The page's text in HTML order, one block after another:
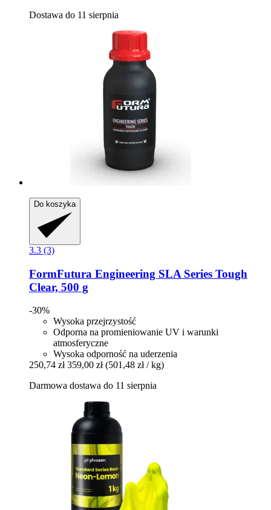
Dostawa do 11 sierpnia
Do koszyka
3.3 (3)
FormFutura Engineering SLA Series Tough
Clear, 500 g
-30%
Wysoka przejrzystość
Odporna na promieniowanie UV i warunki
atmosferyczne
Wysoka odporność na uderzenia
250,74 zł 359,00 zł (501,48 zł / kg)
Darmowa dostawa do 11 sierpnia